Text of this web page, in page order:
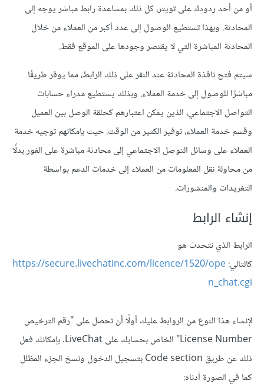
أو من أحد ردودك على تويتر، كل ذلك بمساعدة رابط مباشر يوجه إلى
المحادثة. وبهذا تستطيع الوصول إلى عدد أكبر من العملاء من خلال
المحادثة المباشرة التي لا يقتصر وجودها على الموقع فقط.
سيتم فتح نافذة المحادثة عند النقر على ذلك الرابط، مما يوفر طريقًا
مباشرًا للوصول إلى خدمة العملاء. وبذلك يستطيع مدراء حسابات
التواصل الاجتماعي، الذين يمكن اعتبارهم كحلقة الوصل بين العميل
وقسم خدمة العملاء، توفير الكثير من الوقت. حيث بإمكانهم توجيه خدمة
العملاء على وسائل التوصل الاجتماعي إلى محادثة مباشرة على الفور بدلًا
من محاولة نقل المعلومات من العملاء إلى خدمات الدعم بواسطة
التغريدات والمنشورات.
إنشاء الرابط
الرابط الذي نتحدث هو
كالتالي:https://secure.livechatinc.com/licence/1520/ope
n_chat.cgi
لإنشاء هذا النوع من الروابط عليك أولًا أن تحصل على "رقم الترخيص
License Number" الخاص بحسابك على LiveChat. بإمكانك فعل
ذلك عن طريق Code section بتسجيل الدخول ونسخ الجزء المظلل
كما في الصورة أدناه: